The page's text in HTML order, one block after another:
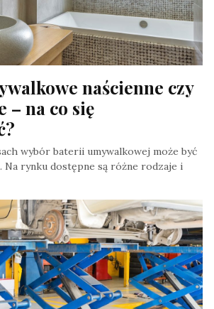
naścienne czy
– na co się
wybór baterii umywalkowej może być
Na rynku dostępne są różne rodzaje i
I Technologia, At 26 Czerwca, 2023